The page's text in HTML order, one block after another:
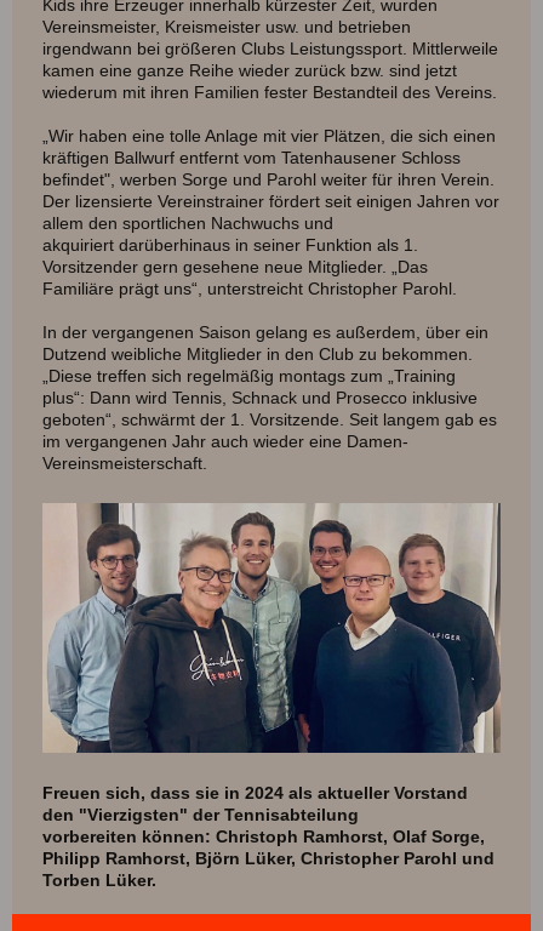
Kids ihre Erzeuger innerhalb kürzester Zeit, wurden
Vereinsmeister, Kreismeister usw. und betrieben
irgendwann bei größeren Clubs Leistungssport. Mittlerweile
kamen eine ganze Reihe wieder zurück bzw. sind jetzt
wiederum mit ihren Familien fester Bestandteil des Vereins.
„Wir haben eine tolle Anlage mit vier Plätzen, die sich einen
kräftigen Ballwurf entfernt vom Tatenhausener Schloss
befindet", werben Sorge und Parohl weiter für ihren Verein.
Der lizensierte Vereinstrainer fördert seit einigen Jahren vor
allem den sportlichen Nachwuchs und
akquiriert darüberhinaus in seiner Funktion als 1.
Vorsitzender gern gesehene neue Mitglieder. „Das
Familiäre prägt uns“, unterstreicht Christopher Parohl.
In der vergangenen Saison gelang es außerdem, über ein
Dutzend weibliche Mitglieder in den Club zu bekommen.
„Diese treffen sich regelmäßig montags zum „Training
plus“: Dann wird Tennis, Schnack und Prosecco inklusive
geboten“, schwärmt der 1. Vorsitzende. Seit langem gab es
im vergangenen Jahr auch wieder eine Damen-
Vereinsmeisterschaft.
Freuen sich, dass sie in 2024 als aktueller Vorstand
den "Vierzigsten" der Tennisabteilung
vorbereiten können: Christoph Ramhorst, Olaf Sorge,
Philipp Ramhorst, Björn Lüker, Christopher Parohl und
Torben Lüker.